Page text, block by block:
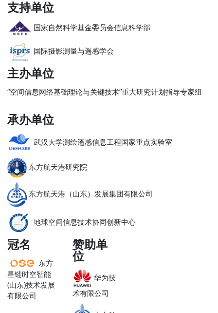
支持单位
国家自然科学基金委员会信息科学部
国际摄影测量与遥感学会
主办单位
“空间信息网络基础理论与关键技术”重大研究计划指导专家组
承办单位
武汉大学测绘遥感信息工程国家重点实验室
东方航天港研究院
东方航天港（山东）发展集团有限公司
地球空间信息技术协同创新中心
冠名
东方
星链时空智能
(山东)技术发展
有限公司
赞助单
位
华为技
术有限公司